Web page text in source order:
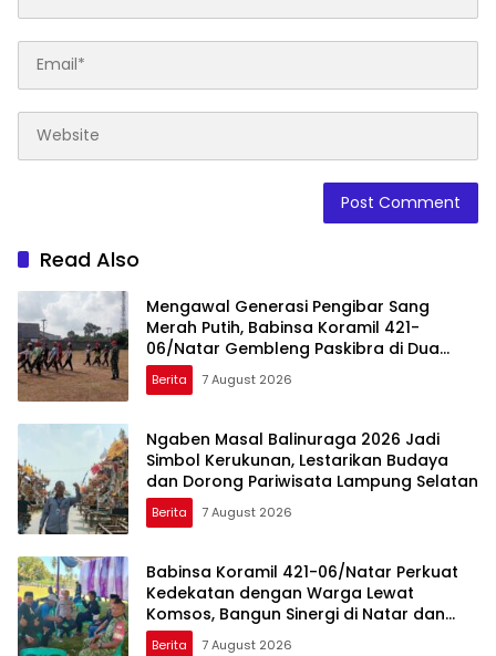
Read Also
Mengawal Generasi Pengibar Sang
Merah Putih, Babinsa Koramil 421-
06/Natar Gembleng Paskibra di Dua
Kecamatan Jelang HUT RI ke-81
Berita 7 August 2026
Ngaben Masal Balinuraga 2026 Jadi
Simbol Kerukunan, Lestarikan Budaya
dan Dorong Pariwisata Lampung Selatan
Berita 7 August 2026
Babinsa Koramil 421-06/Natar Perkuat
Kedekatan dengan Warga Lewat
Komsos, Bangun Sinergi di Natar dan
Tegineneng
Berita 7 August 2026